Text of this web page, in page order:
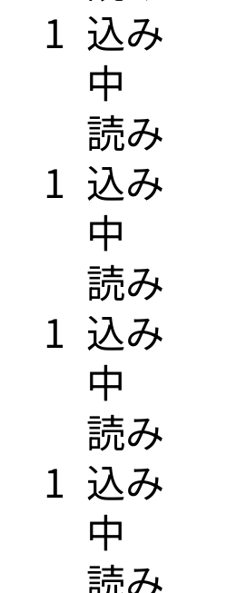
1 込み
中
1
​読み
込み
中
1
​読み
込み
中
1
​読み
込み
中
​読み